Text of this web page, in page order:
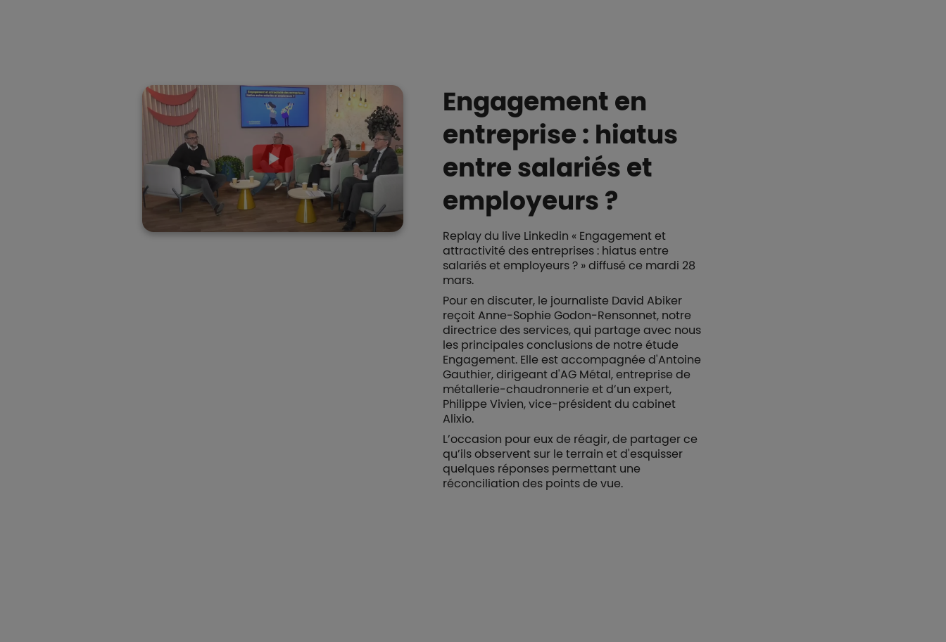
Engagement en
entreprise : hiatus
entre salariés et
employeurs ?
Replay du live Linkedin « Engagement et
attractivité des entreprises : hiatus entre
salariés et employeurs ? » diffusé ce mardi 28
mars.
Pour en discuter, le journaliste David Abiker
reçoit Anne-Sophie Godon-Rensonnet, notre
directrice des services, qui partage avec nous
les principales conclusions de notre étude
Engagement. Elle est accompagnée d'Antoine
Gauthier, dirigeant d'AG Métal, entreprise de
métallerie-chaudronnerie et d’un expert,
Philippe Vivien, vice-président du cabinet
Alixio.
L’occasion pour eux de réagir, de partager ce
qu’ils observent sur le terrain ​et d'esquisser
quelques réponses permettant une
réconciliation des points de vue.